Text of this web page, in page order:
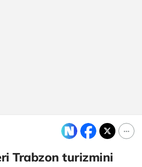
Trabzon turizmini